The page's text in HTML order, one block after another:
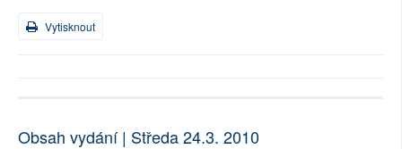
Vytisknout
Obsah vydání | Středa 24.3. 2010